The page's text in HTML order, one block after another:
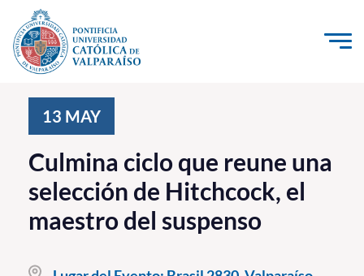
Click acá para ir directamente al contenido
Investigación, Creación e Innovación
PUCV Internacional
Vinculación con el Medio
13 MAY
Culmina ciclo que reune una
selección de Hitchcock, el
maestro del suspenso